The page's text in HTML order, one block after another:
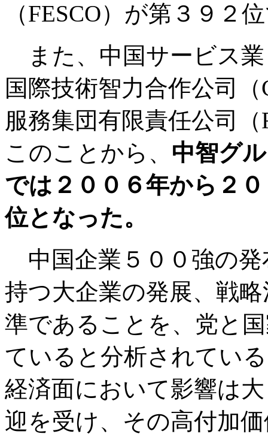
（FESCO）が第３９２
また、中国サービス
国際技術智力合作公司
服務集団有限責任公司
このことから、 中智グ
では２００６年から２
位となった。
中国企業５００強の発
持つ大企業の発展、戦
準であることを、党と
ていると分析されてい
経済面において影響は
迎を受け、その高付加